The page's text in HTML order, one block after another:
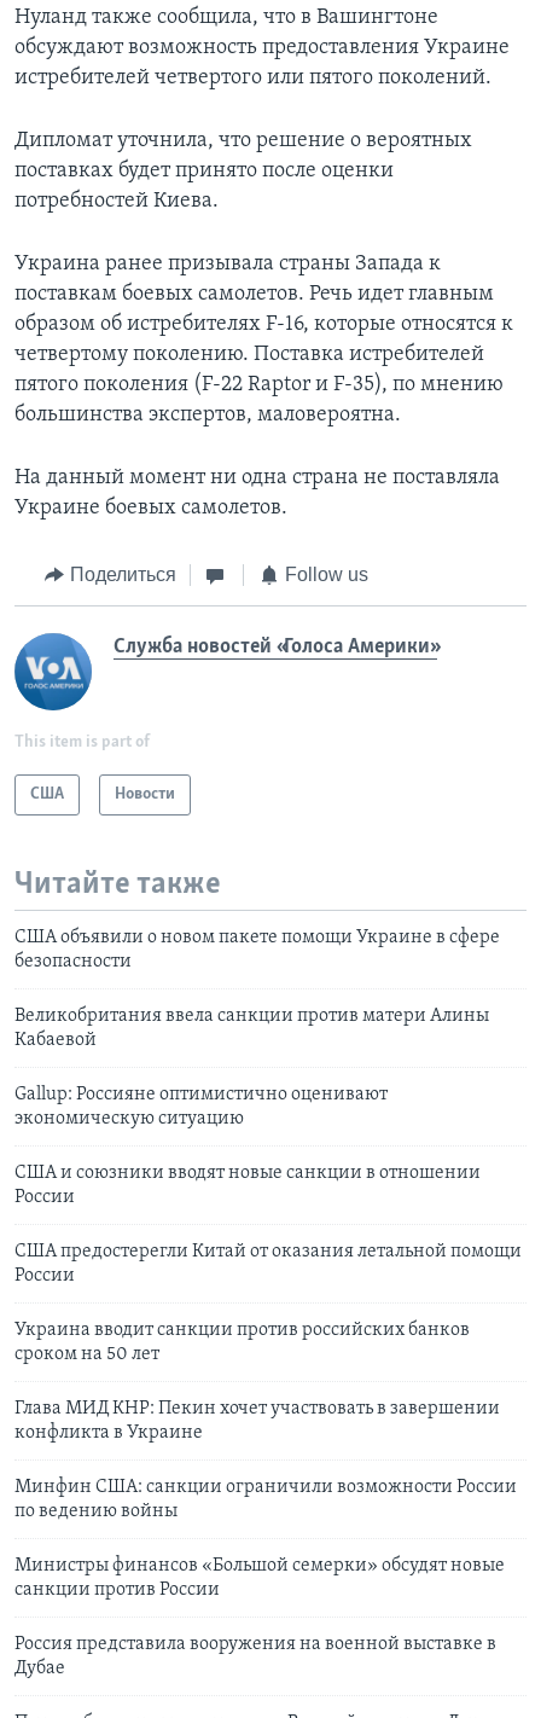
Нуланд также сообщила, что в Вашингтоне
обсуждают возможность предоставления Украине
истребителей четвертого или пятого поколений.
Дипломат уточнила, что решение о вероятных
поставках будет принято после оценки
потребностей Киева.
Украина ранее призывала страны Запада к
поставкам боевых самолетов. Речь идет главным
образом об истребителях F-16, которые относятся к
четвертому поколению. Поставка истребителей
пятого поколения (F-22 Raptor и F-35), по мнению
большинства экспертов, маловероятна.
На данный момент ни одна страна не поставляла
Украине боевых самолетов.
Поделиться Follow us
Служба новостей «Голоса Америки»
This item is part of
США Новости
Читайте также
США объявили о новом пакете помощи Украине в сфере
безопасности
Великобритания ввела санкции против матери Алины
Кабаевой
Gallup: Россияне оптимистично оценивают
экономическую ситуацию
США и союзники вводят новые санкции в отношении
России
США предостерегли Китай от оказания летальной помощи
России
Украина вводит санкции против российских банков
сроком на 50 лет
Глава МИД КНР: Пекин хочет участвовать в завершении
конфликта в Украине
Минфин США: санкции ограничили возможности России
по ведению войны
Министры финансов «Большой семерки» обсудят новые
санкции против России
Россия представила вооружения на военной выставке в
Дубае